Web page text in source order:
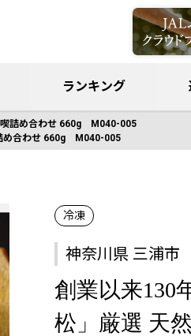
ランキング
喫詰め合わせ 660g M040-005
め合わせ 660g M040-005
冷凍
神奈川県 三浦市
創業以来130
松」厳選 天